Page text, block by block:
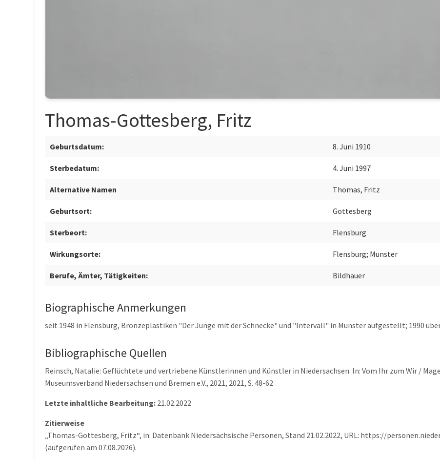
Thomas-Gottesberg, Fritz
Geburtsdatum: 8. Juni 1910
Sterbedatum: 4. Juni 1997
Alternative Namen Thomas, Fritz
Geburtsort: Gottesberg
Sterbeort: Flensburg
Wirkungsorte: Flensburg; Munster
Berufe, Ämter, Tätigkeiten: Bildhauer
Biographische Anmerkungen
seit 1948 in Flensburg, Bronzeplastiken "Der Junge mit der Schnecke" und "Intervall" in Munster aufgestellt; 1990
Bibliographische Quellen
Reinsch, Natalie: Geflüchtete und vertriebene Künstlerinnen und Künstler in Niedersachsen. In: Vom Ihr zum Wir /
Museumsverband Niedersachsen und Bremen e.V., 2021, 2021, S. 48-62
Letzte inhaltliche Bearbeitung: 21.02.2022
Zitierweise
„Thomas-Gottesberg, Fritz“, in: Datenbank Niedersächsische Personen, Stand 21.02.2022, URL: https://
(aufgerufen am 07.08.2026).